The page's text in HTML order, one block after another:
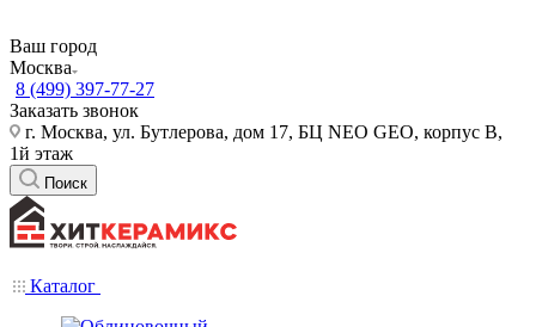
Ваш город
Москва
8 (499) 397-77-27
Заказать звонок
г. Москва, ул. Бутлерова, дом 17, БЦ NEO GEO, корпус В,
1й этаж
Поиск
Каталог